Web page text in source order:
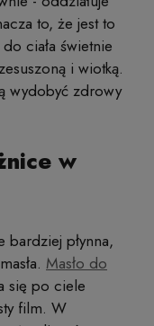
to, że jest to
ciała świetnie
i wiotką.
wydobyć zdrowy
w
bardziej płynna,
Masło do
się po ciele
film. W